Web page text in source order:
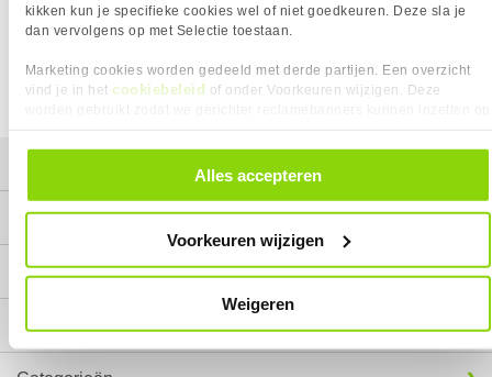
kikken kun je specifieke cookies wel of niet goedkeuren. Deze sla je
dan vervolgens op met Selectie toestaan.
Marketing cookies worden gedeeld met derde partijen. Een overzicht
vind je in het cookiebeleid of onder Voorkeuren wijzigen. Deze
alle cookies. Je kunt je gegeven toestemming altijd intrekken, dit doe je
door in de footer van onze website te klikken op ‘Cookievoorkeuren’
Alles accepteren
Voorkeuren wijzigen
Weigeren
Service
Contact
Megekko